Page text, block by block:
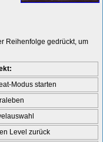
Reihenfolge gedrückt, um
Modus starten
Level zurück